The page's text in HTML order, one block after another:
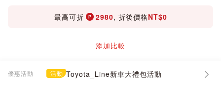
最高可折 2980, 折後價格NT$0
添加比較
優惠活動 活動 Toyota_Line新車大禮包活動